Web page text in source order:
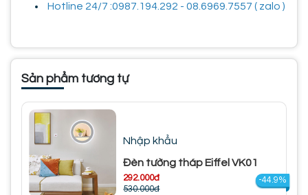
Hotline 24/7 :0987.194.292 - 08.6969.7557 ( zalo )
Sản phẩm tương tự
Nhập khẩu
Đèn tường tháp Eiffel VK01
292.000đ
530.000đ
-44.9%